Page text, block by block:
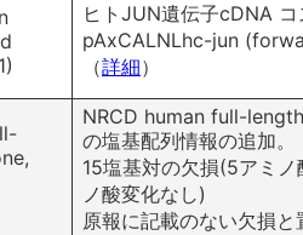
ヒトJUN遺伝子cDNA コ
pAxCALNLhc-jun
（詳細）
NRCD human full-
の塩基配列情報の追加。
15塩基対の欠損(5アミノ
ノ酸変化なし)
原報に記載のない欠損と